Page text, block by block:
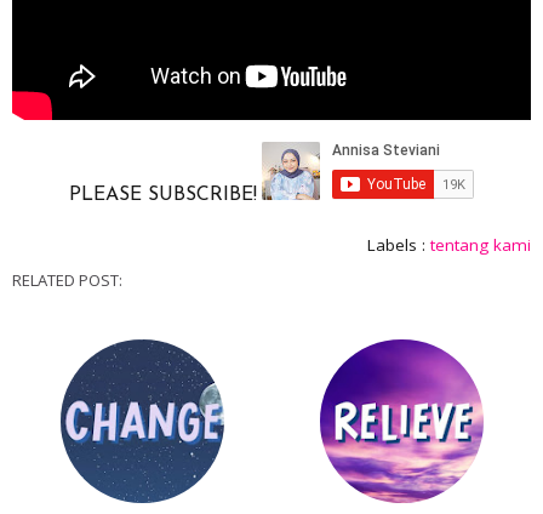
PLEASE SUBSCRIBE!
Labels :tentang kami
RELATED POST: